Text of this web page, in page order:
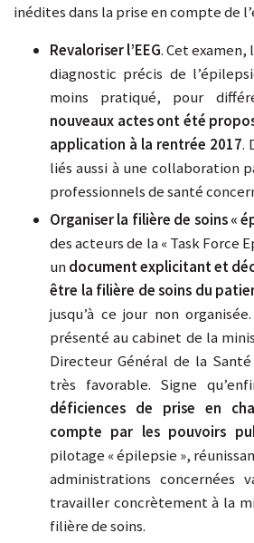
inédites dans la prise en compte de
Revaloriser l’EEG. Cet
diagnostic précis de
moins pratiqué, pour
nouveaux actes ont été
application à la rentrée 2017.
liés aussi à une collaboration
professionnels de santé
Organiser la filière de soins «
des acteurs de la « Task Force
undocument explicitant et
être la filière de soins du
jusqu’à ce jour non
présenté au cabinet de la
Directeur Général de la
très favorable. Signe
déficiences de prise en
compte par les pouvoirs
pilotage « épilepsie »,
administrations concernées
travailler concrètement à la
filière de soins.